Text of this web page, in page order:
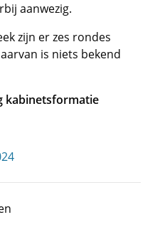
aanwezig.
zijn er zes rondes
is niets bekend
kabinetsformatie